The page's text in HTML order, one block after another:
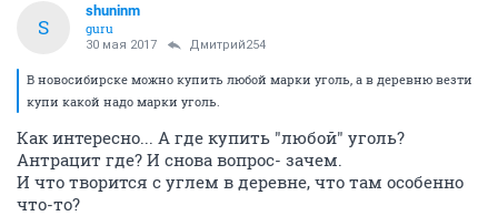
S
shuninm
guru
30 мая 2017 Дмитрий254
В новосибирске можно купить любой марки уголь, а в деревню везти
купи какой надо марки уголь.
Как интересно... А где купить "любой" уголь?
Антрацит где? И снова вопрос- зачем.
И что творится с углем в деревне, что там особенно
что-то?